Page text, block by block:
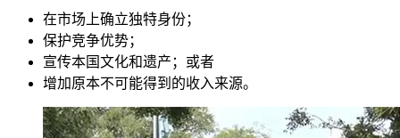
在市场上确立独特身份；
保护竞争优势；
宣传本国文化和遗产；或者
增加原本不可能得到的收入来源。